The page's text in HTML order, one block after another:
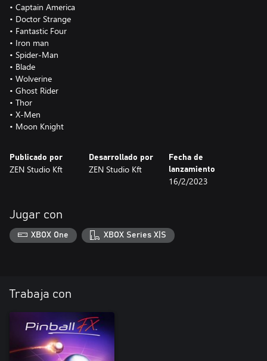
• Captain America
• Doctor Strange
• Fantastic Four
• Iron man
• Spider-Man
• Blade
• Wolverine
• Ghost Rider
• Thor
• X-Men
• Moon Knight
Publicado por
ZEN Studio Kft
Desarrollado por
ZEN Studio Kft
Fecha de
lanzamiento
16/2/2023
Jugar con
XBOX One XBOX Series X|S
Trabaja con